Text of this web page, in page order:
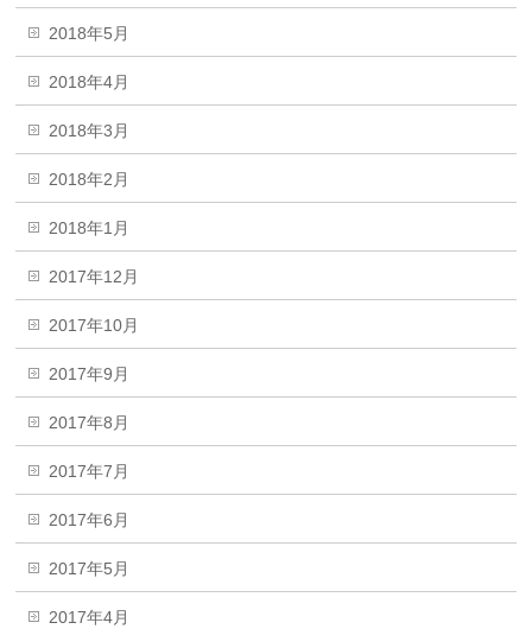
2018年5月
2018年4月
2018年3月
2018年2月
2018年1月
2017年12月
2017年10月
2017年9月
2017年8月
2017年7月
2017年6月
2017年5月
2017年4月